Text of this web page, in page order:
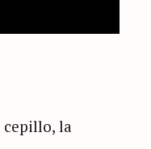
cepillo, la